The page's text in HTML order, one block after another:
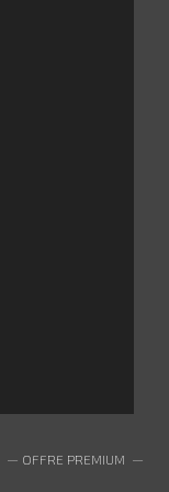
OFFRE PREMIUM